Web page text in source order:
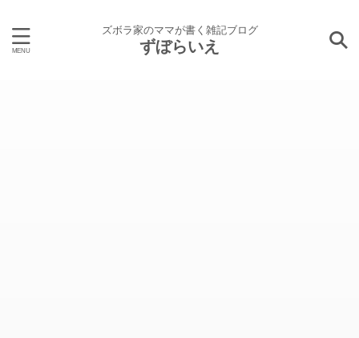
ズボラ家のママが書く雑記ブログ
ずぼらいえ